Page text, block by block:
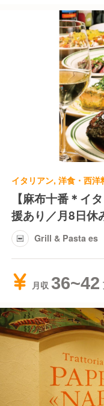
【麻布十番＊イ
援あり／月8日休
Grill & Pasta es
月収 36~42